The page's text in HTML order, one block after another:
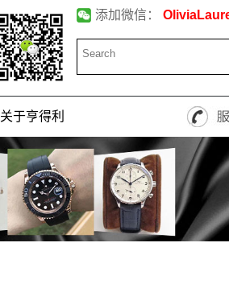
添加微信：
关于亨得利